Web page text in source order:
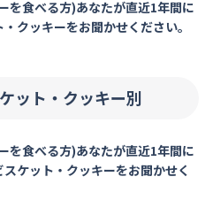
を食べる方)あなたが直近1年間に
クッキーをお聞かせください。
ット・クッキー別
を食べる方)あなたが直近1年間に
ケット・クッキーをお聞かせく